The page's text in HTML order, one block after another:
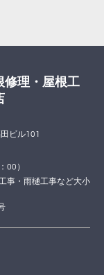
修理・屋根工
ビル101
00）
事・雨樋工事など大小